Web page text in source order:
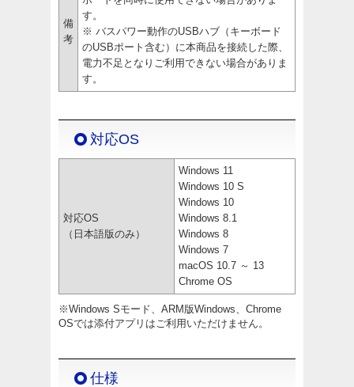
備
考
す。
※ バスパワー動作のUSBハブ（キーボード
のUSBポート含む）に本商品を接続した際、
電力不足となりご利用できない場合がありま
す。
対応OS
対応OS
（日本語版のみ）
Windows 11
Windows 10 S
Windows 10
Windows 8.1
Windows 8
Windows 7
macOS 10.7 ～ 13
Chrome OS
※Windows Sモード、ARM版Windows、Chrome
OSでは添付アプリはご利用いただけません。
仕様